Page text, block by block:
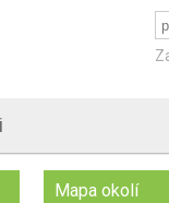
Mapa okolí